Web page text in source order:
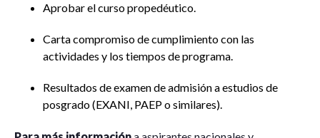
Aprobar el curso propedéutico.
Carta compromiso de cumplimiento con las
actividades y los tiempos de programa.
Resultados de examen de admisión a estudios de
posgrado (EXANI, PAEP o similares).